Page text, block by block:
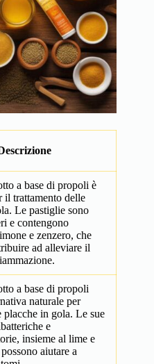
a base di propoli è
il trattamento delle
Le pastiglie sono
e contengono
e zenzero, che
ad alleviare il
a base di propoli
naturale per
placche in gola. Le sue
e
insieme al lime e
aiutare a